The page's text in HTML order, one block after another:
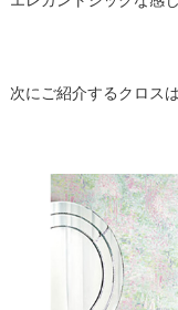
次にご紹介するクロス